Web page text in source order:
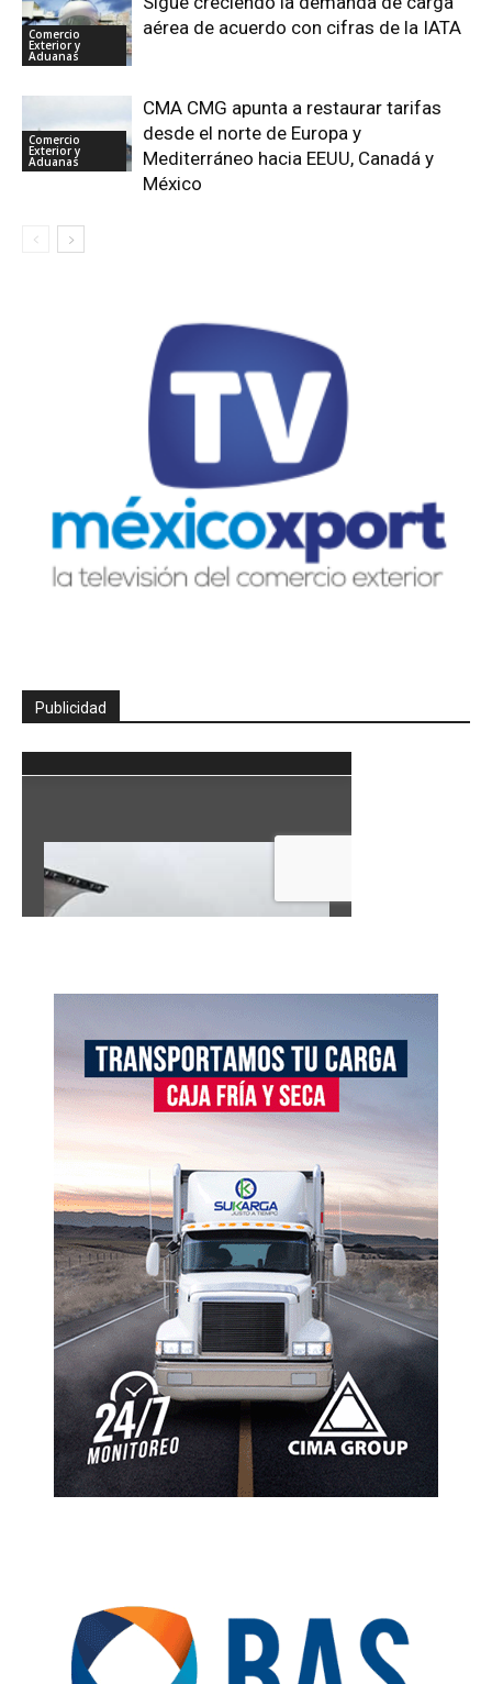
Comercio
Exterior y
Aduanas
aérea de acuerdo con cifras de la IATA
Comercio
Exterior y
Aduanas
CMA CMG apunta a restaurar tarifas
desde el norte de Europa y
Mediterráneo hacia EEUU, Canadá y
México
Publicidad